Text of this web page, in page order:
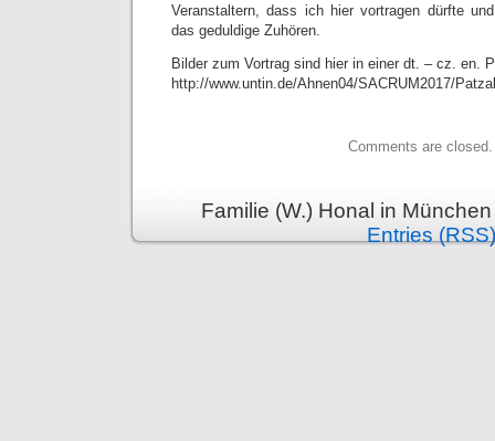
Veranstaltern, dass ich hier vortragen dürfte
das geduldige Zuhören.
Bilder zum Vortrag sind hier in einer dt. – cz. en.
http://www.untin.de/Ahnen04/SACRUM2017/
Comments are closed.
Familie (W.) Honal in
Entries (RSS)